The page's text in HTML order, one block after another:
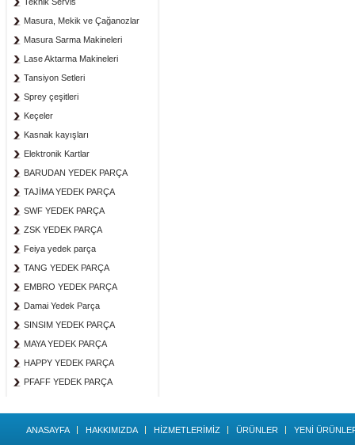
Masura, Mekik ve Çağanozlar
Masura Sarma Makineleri
Lase Aktarma Makineleri
Tansiyon Setleri
Sprey çeşitleri
Keçeler
Kasnak kayışları
Elektronik Kartlar
BARUDAN YEDEK PARÇA
TAJİMA YEDEK PARÇA
SWF YEDEK PARÇA
ZSK YEDEK PARÇA
Feiya yedek parça
TANG YEDEK PARÇA
EMBRO YEDEK PARÇA
Damai Yedek Parça
SINSIM YEDEK PARÇA
MAYA YEDEK PARÇA
HAPPY YEDEK PARÇA
PFAFF YEDEK PARÇA
ANASAYFA HAKKIMIZDA HİZMETLERİMİZ ÜRÜNLER YENİ